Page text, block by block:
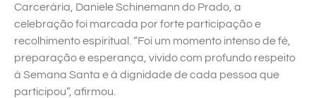
Carcerária, Daniele Schinemann do Prado, a
celebração foi marcada por forte participação e
recolhimento espiritual. “Foi um momento intenso de fé,
preparação e esperança, vivido com profundo respeito
à Semana Santa e à dignidade de cada pessoa que
participou”, afirmou.